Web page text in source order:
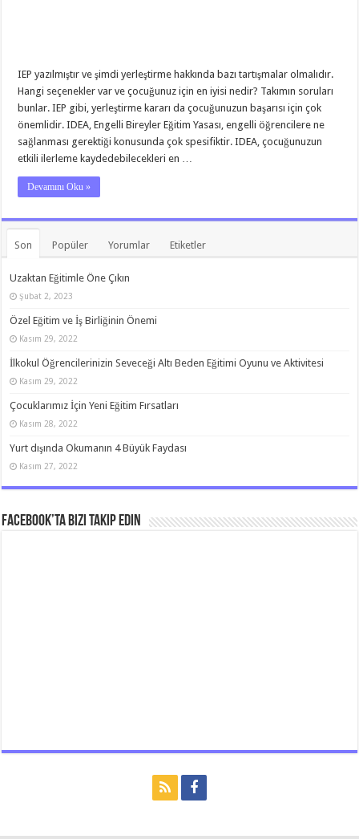
IEP yazılmıştır ve şimdi yerleştirme hakkında bazı tartışmalar olmalıdır.
Hangi seçenekler var ve çocuğunuz için en iyisi nedir? Takımın soruları
bunlar. IEP gibi, yerleştirme kararı da çocuğunuzun başarısı için çok
önemlidir. IDEA, Engelli Bireyler Eğitim Yasası, engelli öğrencilere ne
sağlanması gerektiği konusunda çok spesifiktir. IDEA, çocuğunuzun
etkili ilerleme kaydedebilecekleri en …
Devamını Oku »
Son Popüler Yorumlar Etiketler
Uzaktan Eğitimle Öne Çıkın
Şubat 2, 2023
Özel Eğitim ve İş Birliğinin Önemi
Kasım 29, 2022
İlkokul Öğrencilerinizin Seveceği Altı Beden Eğitimi Oyunu ve Aktivitesi
Kasım 29, 2022
Çocuklarımız İçin Yeni Eğitim Fırsatları
Kasım 28, 2022
Yurt dışında Okumanın 4 Büyük Faydası
Kasım 27, 2022
Facebook’ta bizi takip edin